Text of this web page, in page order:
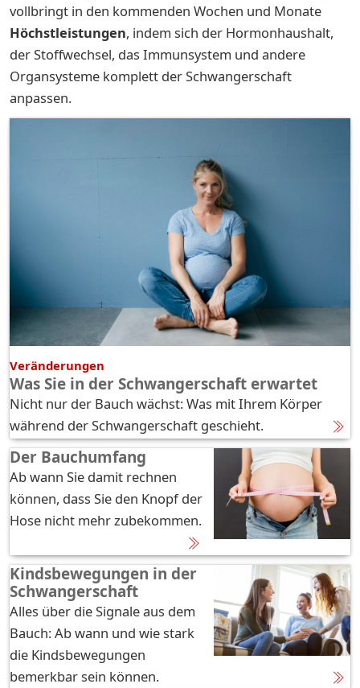
vollbringt in den kommenden Wochen und Monate
Höchstleistungen, indem sich der Hormonhaushalt,
der Stoffwechsel, das Immunsystem und andere
Organsysteme komplett der Schwangerschaft
anpassen.
Veränderungen
Was Sie in der Schwangerschaft erwartet
Nicht nur der Bauch wächst: Was mit Ihrem Körper
während der Schwangerschaft geschieht.
Der Bauchumfang
Ab wann Sie damit rechnen
können, dass Sie den Knopf der
Hose nicht mehr zubekommen.
Kindsbewegungen in der
Schwangerschaft
Alles über die Signale aus dem
Bauch: Ab wann und wie stark
die Kindsbewegungen
bemerkbar sein können.